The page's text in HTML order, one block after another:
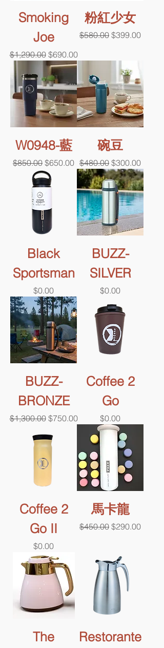
Smoking
Joe
一般價格
$1,290.00 促銷價格
$690.00
粉紅少女
一般價格
$580.00 促銷價格
$399.00
W0948-藍
一般價格
$850.00 促銷價格
$650.00
碗豆
一般價格
$480.00 促銷價格
$300.00
Black
Sportsman
價格
$0.00
BUZZ-
SILVER
價格
$0.00
BUZZ-
BRONZE
一般價格
$1,300.00 促銷價格
$750.00
Coffee 2
Go
價格
$0.00
Coffee 2
Go II
價格
$0.00
馬卡龍
一般價格
$450.00 促銷價格
$290.00
The
Restorante